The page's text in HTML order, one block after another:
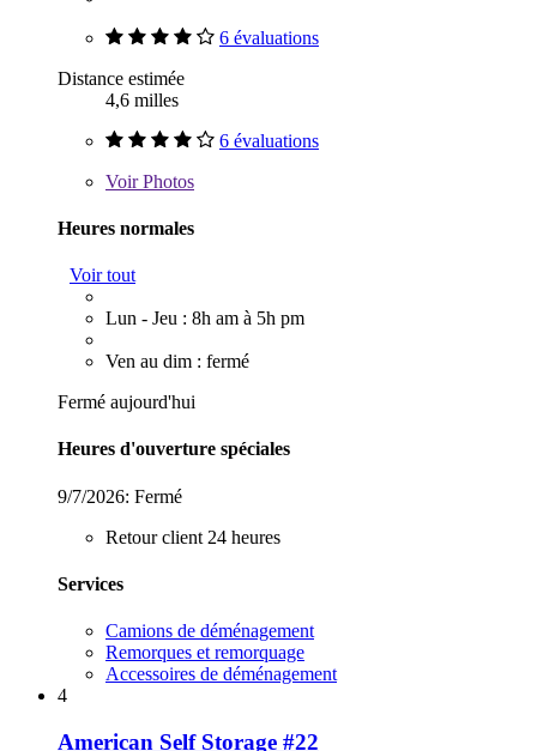
6 évaluations
Distance estimée
4,6 milles
6 évaluations
VoirPhotos
Heures normales
Voir tout
Lun - Jeu : 8h am à 5h pm
Ven au dim : fermé
Fermé aujourd'hui
Heures d'ouverture spéciales
9/7/2026: Fermé
Retour client 24 heures
Services
Camions de déménagement
Remorques et remorquage
Accessoires de déménagement
4
American Self Storage #22